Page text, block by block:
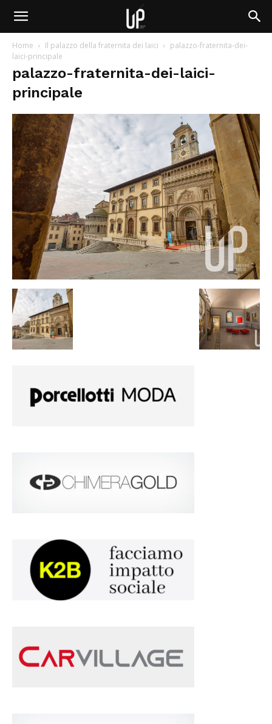
Home Il palazzo della fraternita dei laici
palazzo-fraternita-dei-
laici-principale
palazzo-fraternita-dei-laici-
principale